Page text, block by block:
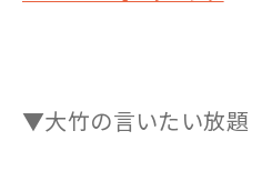
▼大竹の言いたい放題